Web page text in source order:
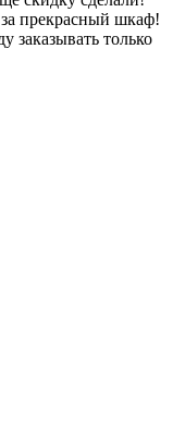
за прекрасный шкаф!
заказывать только